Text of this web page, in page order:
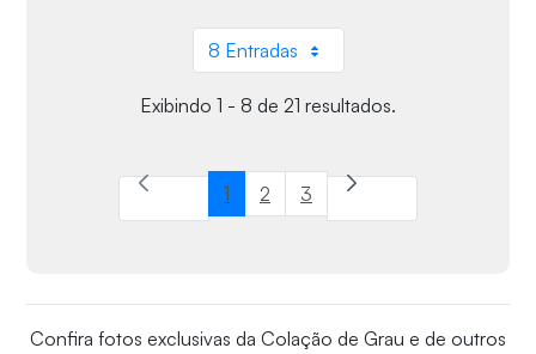
8 EntradasPor página
Exibindo 1 - 8 de 21 resultados.
Página
1 Página
2 Página
3
Confira fotos exclusivas da Colação de Grau e de outros